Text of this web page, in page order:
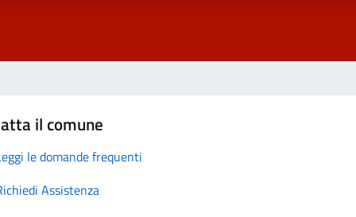
il comune
le domande frequenti
Assistenza